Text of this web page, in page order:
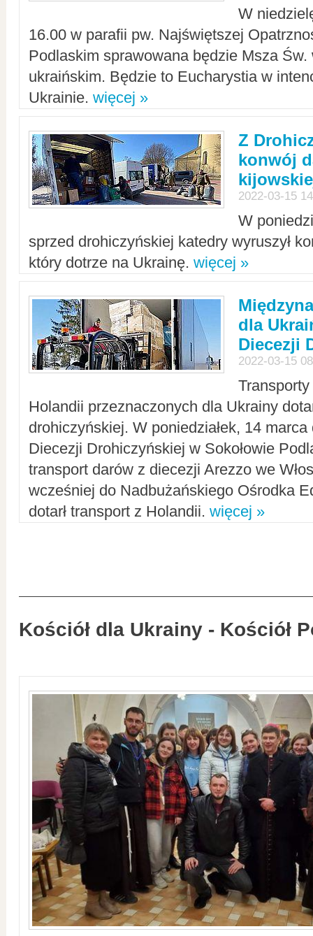
W
16.00 w parafii pw. Najświętszej
Podlaskim sprawowana będzie Msza Św.
ukraińskim. Będzie to Eucharystia w
Ukrainie. więcej »
Z
konwój
2022-03-15
W
sprzed drohiczyńskiej katedry wyruszył
który dotrze na Ukrainę. więcej »
dla
Diecezji
2022-03-15
Holandii przeznaczonych dla Ukrainy
drohiczyńskiej. W poniedziałek, 14
Diecezji Drohiczyńskiej w Sokołowie
transport darów z diecezji Arezzo we
wcześniej do Nadbużańskiego Ośrodka
dotarł transport z Holandii. więcej »
Kościół dla Ukrainy - Kościół